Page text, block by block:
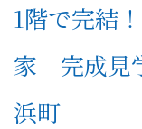
1階で完結
家 完成見
浜町